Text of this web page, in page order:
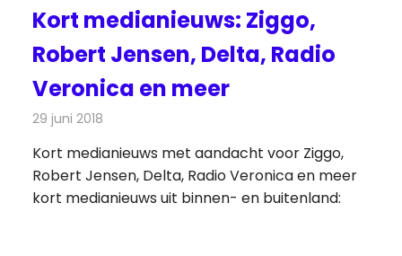
Kort medianieuws: Ziggo,
Robert Jensen, Delta, Radio
Veronica en meer
29 juni 2018
Kort medianieuws met aandacht voor Ziggo,
Robert Jensen, Delta, Radio Veronica en meer
kort medianieuws uit binnen- en buitenland: